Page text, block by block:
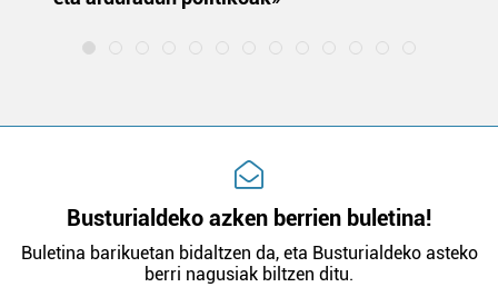
Busturialdeko azken berrien buletina!
Buletina barikuetan bidaltzen da, eta Busturialdeko asteko
berri nagusiak biltzen ditu.